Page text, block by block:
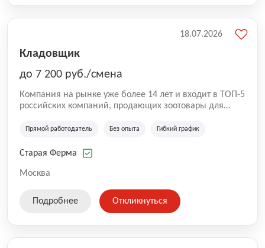
Кладовщик
до 7 200 руб./смена
Компания на рынке уже более 14 лет и входит в ТОП-5
российских компаний, продающих зоотовары для
компания владеет 5 розничными магазинами, а также
России (Wildberries, Ozon, Яндекс. Маркет и
на глобальной доставке товаров по всей территории
SKU, премиальные бренды кормов и собственные
Прямой работодатель Без опыта Гибкий график
Старая Ферма
Москва
18.07.2026
Подробнее Откликнуться